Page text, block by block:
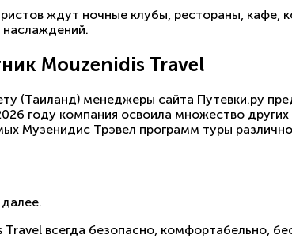
ждут ночные клубы, рестораны, кафе,
наслаждений.
Mouzenidis Travel
(Таиланд) менеджеры сайта Путевки.ру
году компания освоила множество
Музенидис Трэвел программ туры
всегда безопасно, комфортабельно,